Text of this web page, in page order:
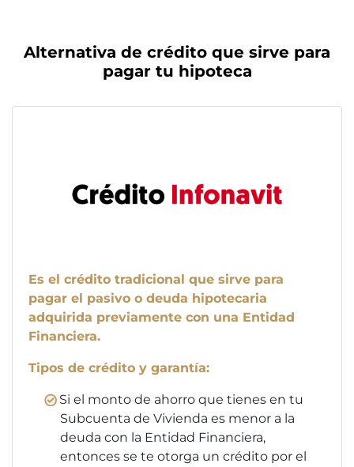
Alternativa de crédito que sirve para
pagar tu hipoteca
Es el crédito tradicional que sirve para
pagar el pasivo o deuda hipotecaria
adquirida previamente con una Entidad
Financiera.
Tipos de crédito y garantía:
Si el monto de ahorro que tienes en tu
Subcuenta de Vivienda es menor a la
deuda con la Entidad Financiera,
entonces se te otorga un crédito por el